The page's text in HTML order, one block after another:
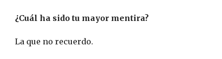
¿Cuál ha sido tu mayor mentira?
La que no recuerdo.